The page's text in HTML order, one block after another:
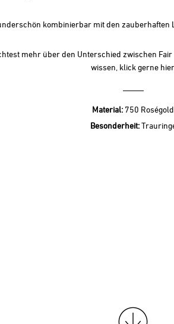
kombinierbar mit den zauberhaften
mehr über den Unterschied zwischen
wissen, klick gernehier.
Material: 750 Roségold
Besonderheit: